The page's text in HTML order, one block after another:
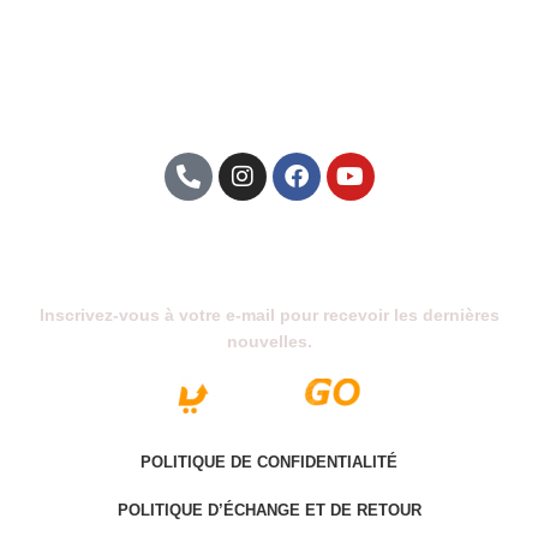
Inscrivez-vous à votre e-mail pour recevoir les dernières
nouvelles.
POLITIQUE DE CONFIDENTIALITÉ
POLITIQUE D’ÉCHANGE ET DE RETOUR